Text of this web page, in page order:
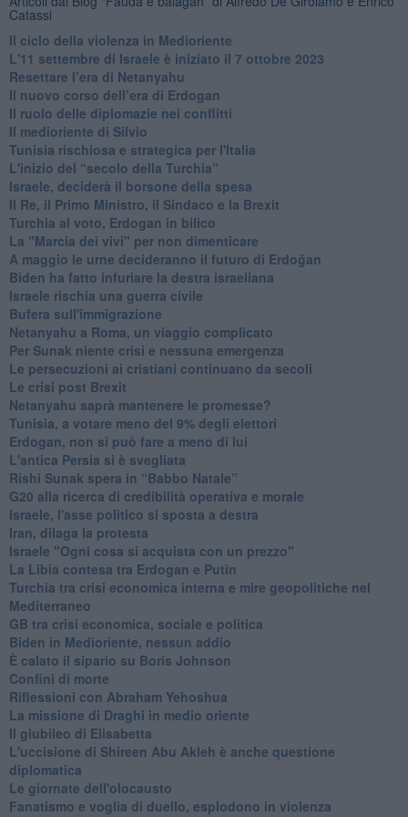
Catassi
Il ciclo della violenza in Medioriente
L'11 settembre di Israele è iniziato il 7 ottobre 2023
Resettare l’era di Netanyahu
​Il nuovo corso dell’era di Erdogan
Il ruolo delle diplomazie nei conflitti
Il medioriente di Silvio
Tunisia rischiosa e strategica per l'Italia
L'inizio del “secolo della Turchia”
Israele, deciderà il borsone della spesa
Il Re, il Primo Ministro, il Sindaco e la Brexit
Turchia al voto, Erdogan in bilico
La "Marcia dei vivi" per non dimenticare
A maggio le urne decideranno il futuro di Erdoğan
Biden ha fatto infuriare la destra israeliana
Israele rischia una guerra civile
Bufera sull'immigrazione
Netanyahu a Roma, un viaggio complicato
Per Sunak niente crisi e nessuna emergenza
Le persecuzioni ai cristiani continuano da secoli
Le crisi post Brexit
Netanyahu saprà mantenere le promesse?
Tunisia, a votare meno del 9% degli elettori
Erdogan, non si può fare a meno di lui
L'antica Persia si è svegliata
Rishi Sunak spera in “Babbo Natale”
G20 alla ricerca di credibilità operativa e morale
Israele, l'asse politico si sposta a destra
Iran, dilaga la protesta
Israele "Ogni cosa si acquista con un prezzo"
La Libia contesa tra Erdogan e Putin
Turchia tra crisi economica interna e mire geopolitiche nel
Mediterraneo
GB tra crisi economica, sociale e politica
Biden in Medioriente, nessun addio
È calato il sipario su Boris Johnson
Confini di morte
Riflessioni con Abraham Yehoshua
La missione di Draghi in medio oriente
Il giubileo di Elisabetta
L'uccisione di Shireen Abu Akleh è anche questione
diplomatica
Le giornate dell'olocausto
Fanatismo e voglia di duello, esplodono in violenza